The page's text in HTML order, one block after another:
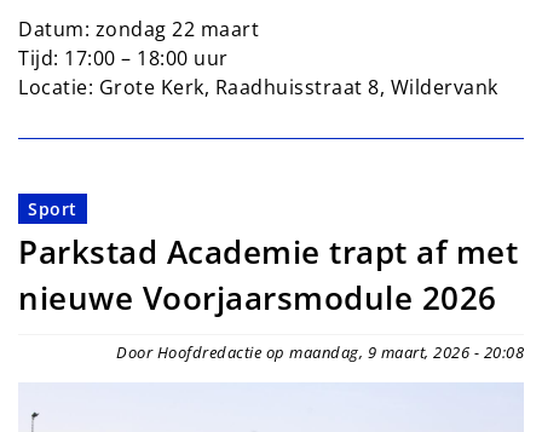
Datum: zondag 22 maart
Tijd: 17:00 – 18:00 uur
Locatie: Grote Kerk, Raadhuisstraat 8, Wildervank
Sport
Parkstad Academie trapt af met
nieuwe Voorjaarsmodule 2026
Door Hoofdredactie op maandag, 9 maart, 2026 - 20:08